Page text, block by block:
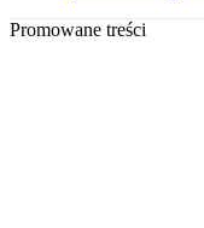
Promowane treści